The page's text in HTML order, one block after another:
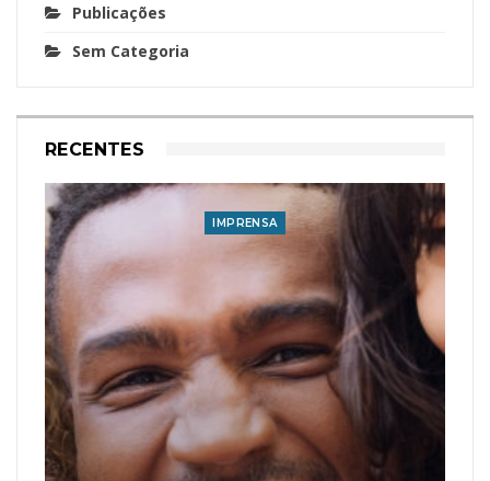
Publicações
Sem Categoria
RECENTES
IMPRENSA